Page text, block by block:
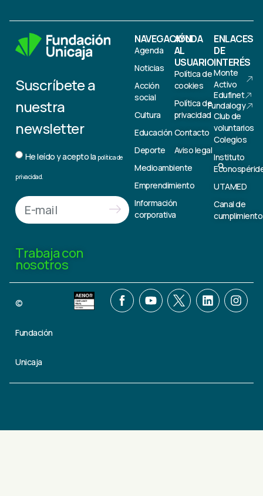
Suscríbete a
nuestra
newsletter
He leído y acepto la política de
privacidad.
Trabaja con
nosotros
NAVEGACIÓN
Agenda
Noticias
Acción
social
Cultura
Educación
Deporte
Medioambiente
Emprendimiento
Información
corporativa
AYUDA
AL
USUARIO
Política de
cookies
Política de
privacidad
Contacto
Aviso legal
ENLACES
DE
INTERÉS
Monte
Activo
Edufinet
Fundalogy
Club de
voluntarios
Colegios
Instituto
UTAMED
Canal de
cumplimiento
©
Fundación
Unicaja